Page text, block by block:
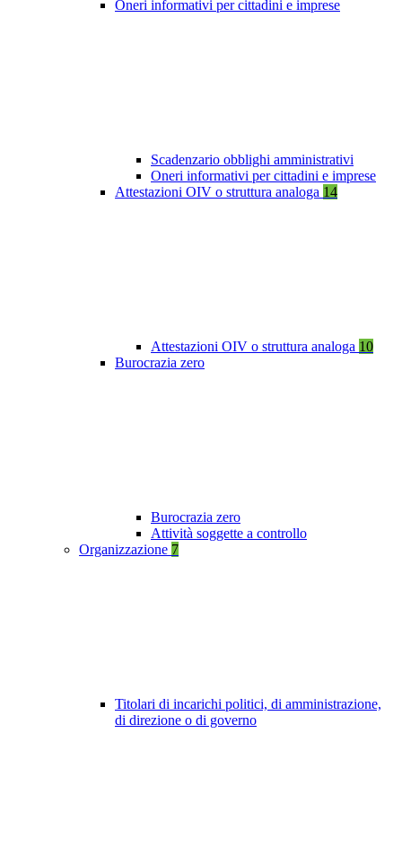
Oneri informativi per cittadini e imprese
Scadenzario obblighi amministrativi
Oneri informativi per cittadini e imprese
Attestazioni OIV o struttura analoga 14
Attestazioni OIV o struttura analoga 10
Burocrazia zero
Burocrazia zero
Attività soggette a controllo
Organizzazione 7
Titolari di incarichi politici, di amministrazione,
di direzione o di governo